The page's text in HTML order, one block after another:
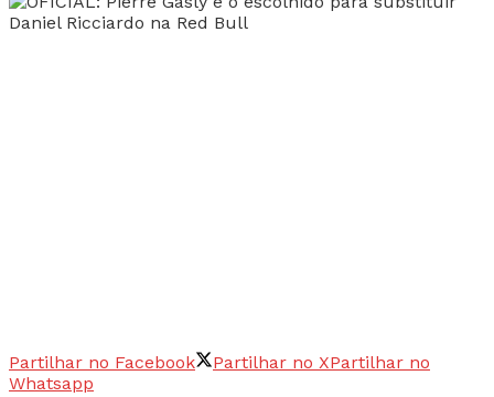
Partilhar no Facebook Partilhar no XPartilhar no
Whatsapp